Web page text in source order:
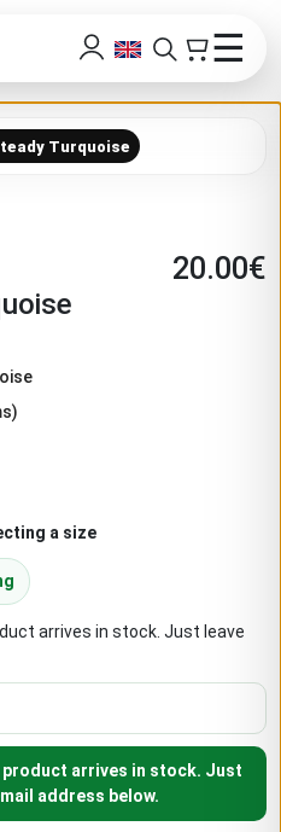
☰
Turquoise
20.00€
a size
arrives in stock. Just leave
product arrives in stock. Just
address below.